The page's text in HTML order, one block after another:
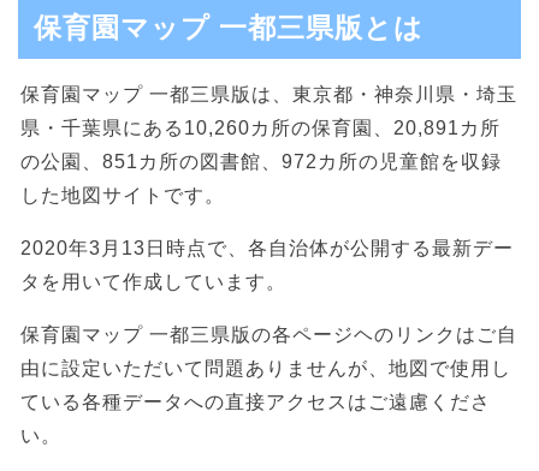
保育園マップ 一都三県版とは
保育園マップ 一都三県版は、東京都・神奈川県・埼玉
県・千葉県にある10,260カ所の保育園、20,891カ所
の公園、851カ所の図書館、972カ所の児童館を収録
した地図サイトです。
2020年3月13日時点で、各自治体が公開する最新デー
タを用いて作成しています。
保育園マップ 一都三県版の各ページヘのリンクはご自
由に設定いただいて問題ありませんが、地図で使用し
ている各種データへの直接アクセスはご遠慮くださ
い。